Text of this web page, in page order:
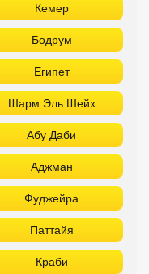
Кемер
Бодрум
Египет
Шарм Эль Шейх
Абу Даби
Аджман
Фуджейра
Паттайя
Краби